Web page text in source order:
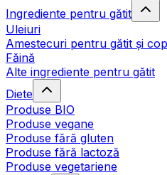
Ingrediente pentru gătit
Uleiuri
Amestecuri pentru gătit și
Făină
Alte ingrediente pentru gătit
Diete
Produse BIO
Produse vegane
Produse fără gluten
Produse fără lactoză
Produse vegetariene